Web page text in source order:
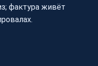
фактура живёт